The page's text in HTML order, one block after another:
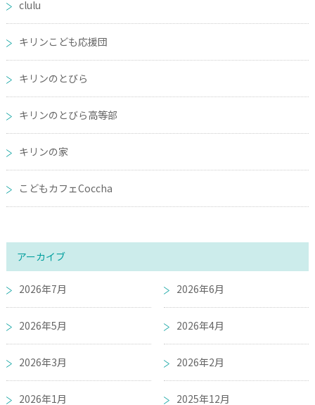
clulu
キリンこども応援団
キリンのとびら
キリンのとびら高等部
キリンの家
こどもカフェCoccha
アーカイブ
2026年7月 2026年6月
2026年5月 2026年4月
2026年3月 2026年2月
2026年1月 2025年12月